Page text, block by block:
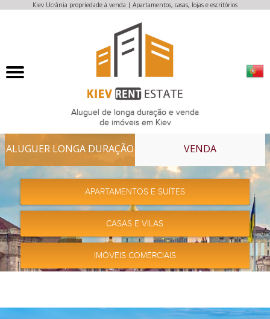
Кiev Ucrânia propriedade à venda | Apartamentos, casas, lojas e escritórios
Aluguel de longa duração e venda
de imóveis em Kiev
ALUGUER LONGA DURAÇÃO VENDA
APARTAMENTOS E SUÍTES
CASAS E VILAS
IMÓVEIS COMERCIAIS